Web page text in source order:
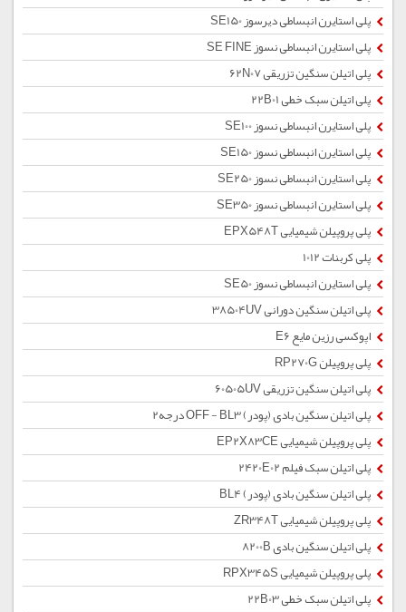
پلی استایرن انبساطی دیرسوز SE150
پلی استایرن انبساطی نسوز SE FINE
پلی اتیلن سنگین تزریقی 62N07
پلی اتیلن سبک خطی 22B01
پلی استایرن انبساطی نسوز SE100
پلی استایرن انبساطی نسوز SE150
پلی استایرن انبساطی نسوز SE250
پلی استایرن انبساطی نسوز SE350
پلی پروپیلن شیمیایی EPX548T
پلی کربنات 1012
پلی استایرن انبساطی نسوز SE50
پلی اتیلن سنگین دورانی 38504UV
اپوکسی رزین مایع E6
پلی پروپیلن RP270G
پلی اتیلن سنگین تزریقی 60505UV
پلی اتیلن سنگین بادی (پودر) OFF - BL3 درجه2
پلی پروپیلن شیمیایی EP2X83CE
پلی اتیلن سبک فیلم 2420E02
پلی اتیلن سنگین بادی (پودر) BL4
پلی پروپیلن شیمیایی ZR348T
پلی اتیلن سنگین بادی 8200B
پلی پروپیلن شیمیایی RPX345S
پلی اتیلن سبک خطی 22B03